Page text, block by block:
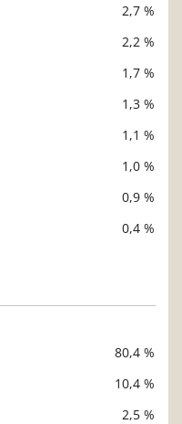
2,7 %
2,2 %
1,7 %
1,3 %
1,1 %
1,0 %
0,9 %
0,4 %
80,4 %
10,4 %
2,5 %